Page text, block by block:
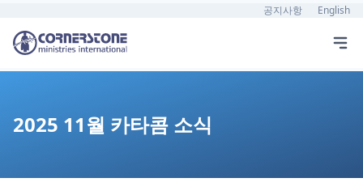
공지사항 English
2025 11월 카타콤 소식